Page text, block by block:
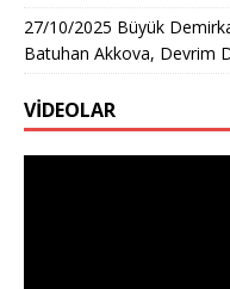
27/10/2025 Büyük
Batuhan Akkova, Devrim
VİDEOLAR